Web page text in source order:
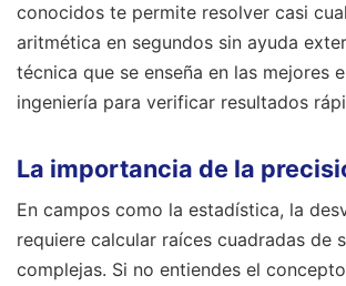
conocidos te permite resolver casi
aritmética en segundos sin ayuda
técnica que se enseña en las mejores
ingeniería para verificar resultados
La importancia de la
En campos como la estadística, la
requiere calcular raíces cuadradas de
complejas. Si no entiendes el